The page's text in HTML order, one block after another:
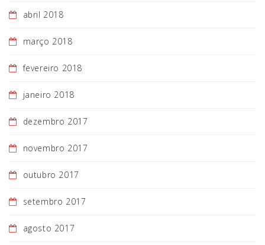
abril 2018
março 2018
fevereiro 2018
janeiro 2018
dezembro 2017
novembro 2017
outubro 2017
setembro 2017
agosto 2017